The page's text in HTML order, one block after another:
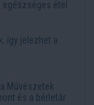
egészséges étel
így jelezhet a
Művészetek
és a bérletár